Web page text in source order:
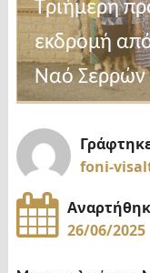
Τριήμερη
εκδρομή
Ναό Σερρών
foni-
26/06/2025